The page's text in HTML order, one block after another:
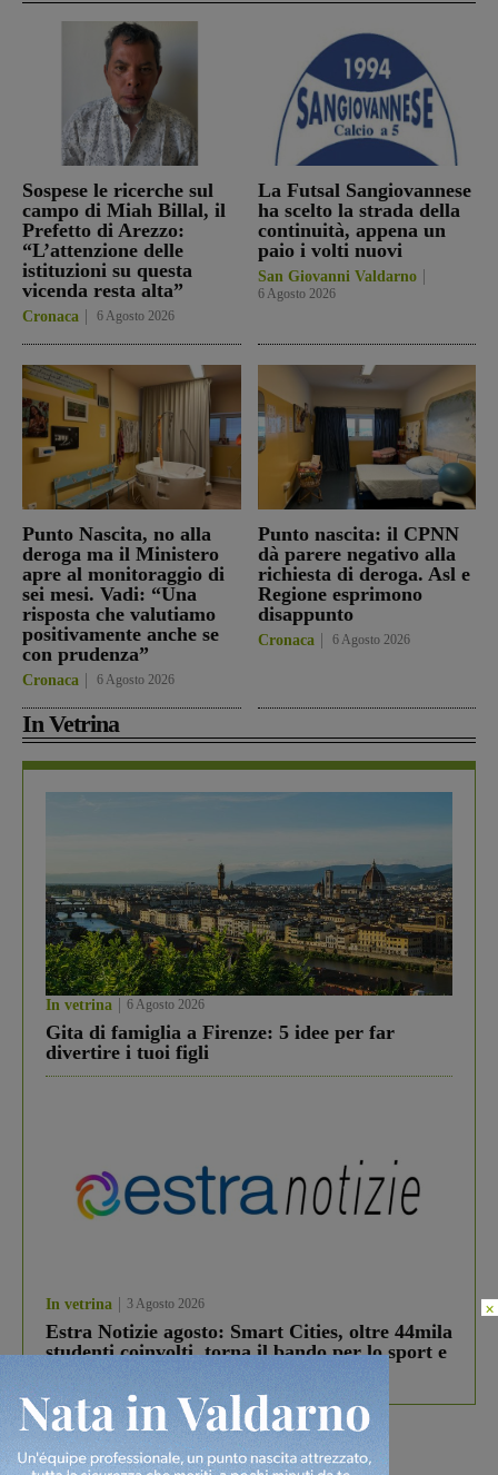
Sospese le ricerche sul
campo di Miah Billal, il
Prefetto di Arezzo:
“L’attenzione delle
istituzioni su questa
vicenda resta alta”
Cronaca 6 Agosto 2026
La Futsal Sangiovannese
ha scelto la strada della
continuità, appena un
paio i volti nuovi
San Giovanni Valdarno
6 Agosto 2026
Punto Nascita, no alla
deroga ma il Ministero
apre al monitoraggio di
sei mesi. Vadi: “Una
risposta che valutiamo
positivamente anche se
con prudenza”
Cronaca 6 Agosto 2026
Punto nascita: il CPNN
dà parere negativo alla
richiesta di deroga. Asl e
Regione esprimono
disappunto
Cronaca 6 Agosto 2026
In Vetrina
In vetrina 6 Agosto 2026
Gita di famiglia a Firenze: 5 idee per far
divertire i tuoi figli
In vetrina 3 Agosto 2026
Estra Notizie agosto: Smart Cities, oltre 44mila
studenti coinvolti, torna il bando per lo sport e
×